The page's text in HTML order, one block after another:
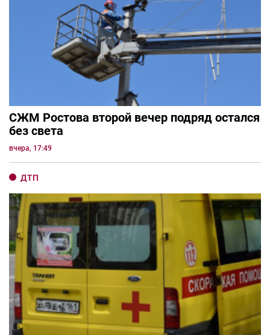
СЖМ Ростова второй вечер подряд остался
без света
вчера, 17:49
ДТП